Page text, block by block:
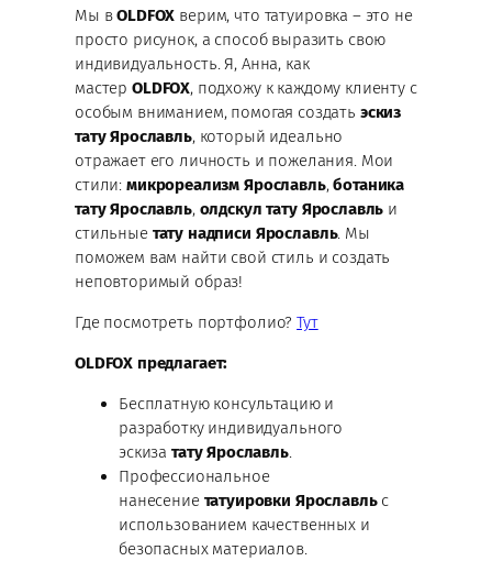
Мы вOLDFOX верим, что татуировка – это не
просто рисунок, а способ выразить свою
индивидуальность. Я, Анна, как
мастер OLDFOX, подхожу к каждому клиенту с
особым вниманием, помогая создать эскиз
тату Ярославль, который идеально
отражает его личность и пожелания. Мои
стили: микрореализм Ярославль,ботаника
тату Ярославль, олдскул тату Ярославль и
стильные тату надписи Ярославль. Мы
поможем вам найти свой стиль и создать
неповторимый образ!
Где посмотреть портфолио?Тут
OLDFOX предлагает:
Бесплатную консультацию и
разработку индивидуального
эскиза тату Ярославль.
Профессиональное
нанесение татуировки Ярославльс
использованием качественных и
безопасных материалов.